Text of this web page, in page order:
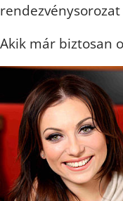
Akik már biztosan